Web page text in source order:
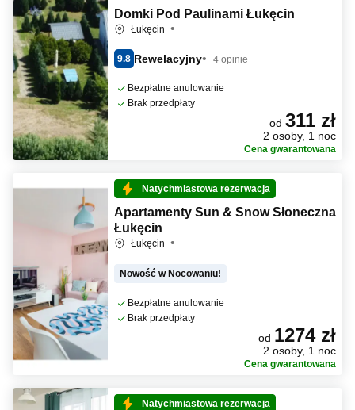
Domki Pod Paulinami Łukęcin
Łukęcin
9.8 Rewelacyjny 4 opinie
Bezpłatne anulowanie
Brak przedpłaty
od 311 zł
2 osoby, 1 noc
Cena gwarantowana
Natychmiastowa rezerwacja
Apartamenty Sun & Snow Słoneczna
Łukęcin
Łukęcin
Nowość w Nocowaniu!
Bezpłatne anulowanie
Brak przedpłaty
od 1274 zł
2 osoby, 1 noc
Cena gwarantowana
Natychmiastowa rezerwacja